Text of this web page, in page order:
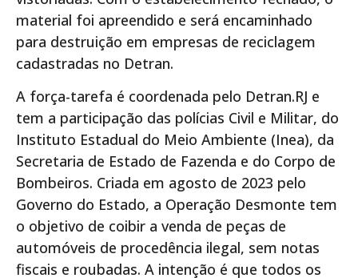
material foi apreendido e será encaminhado
para destruição em empresas de reciclagem
cadastradas no Detran.
A força-tarefa é coordenada pelo Detran.RJ e
tem a participação das polícias Civil e Militar, do
Instituto Estadual do Meio Ambiente (Inea), da
Secretaria de Estado de Fazenda e do Corpo de
Bombeiros. Criada em agosto de 2023 pelo
Governo do Estado, a Operação Desmonte tem
o objetivo de coibir a venda de peças de
automóveis de procedência ilegal, sem notas
fiscais e roubadas. A intenção é que todos os